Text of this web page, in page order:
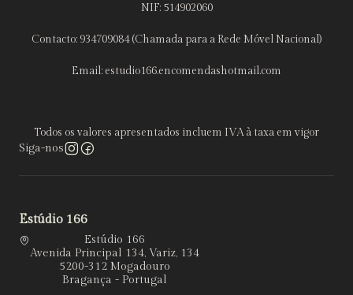
NIF: 514902060
Contacto: 934709084 (Chamada para a Rede Móvel Nacional)
Email: estudio166.encomendashotmail.com
Todos os valores apresentados incluem IVA à taxa em vigor
Siga-nos
Estúdio 166
Estúdio 166
Avenida Principal 134, Variz, 134
5200-312 Mogadouro
Bragança - Portugal